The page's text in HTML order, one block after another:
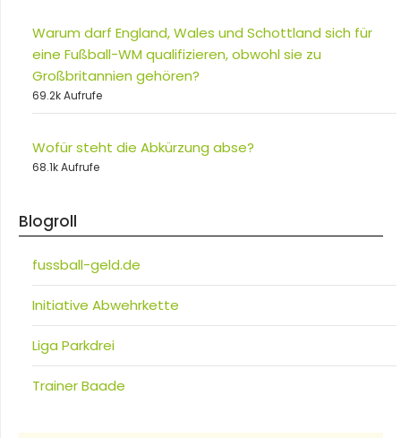
Warum darf England, Wales und Schottland sich für
eine Fußball-WM qualifizieren, obwohl sie zu
Großbritannien gehören?
69.2k Aufrufe
Wofür steht die Abkürzung abse?
68.1k Aufrufe
Blogroll
fussball-geld.de
Initiative Abwehrkette
Liga Parkdrei
Trainer Baade